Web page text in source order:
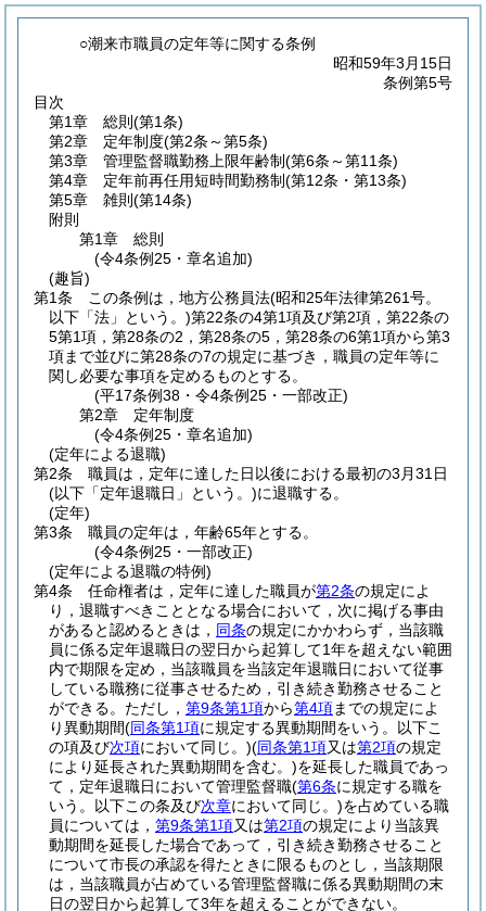
○潮来市職員の定年等に関する条例
昭和59年3月15日
条例第5号
目次
第1章
総則 (第1条)
第2章
定年制度(第2条～第5条)
第3章
管理監督職勤務上限年齢制(第6条～第11条)
第4章
定年前再任用短時間勤務制(第12条・第13条)
第5章
雑則 (第14条)
附則
第1章
総則
(令4条例25・章名追加)
(趣旨)
第1条
この条例は，地方公務員法(昭和25年法律第261号。
以下「法」という。)第22条の4第1項及び第2項，第22条の
5第1項，第28条の2，第28条の5，第28条の6第1項から第3
項まで並びに第28条の7の規定に基づき，職員の定年等に
関し必要な事項を定めるものとする。
(平17条例38・令4条例25・一部改正)
第2章
定年制度
(令4条例25・章名追加)
(定年による退職)
第2条
職員は，定年に達した日以後における最初の3月31日
(以下「定年退職日」という。)に退職する。
(定年)
第3条
職員の定年は，年齢65年とする。
(令4条例25・一部改正)
(定年による退職の特例)
第4条
任命権者は，定年に達した職員が第2条の規定によ
り，退職すべきこととなる場合において，次に掲げる事由
があると認めるときは， 同条の規定にかかわらず，当該職
員に係る定年退職日の翌日から起算して1年を超えない範囲
内で期限を定め，当該職員を当該定年退職日において従事
している職務に従事させるため，引き続き勤務させること
ができる。 ただし， 第9条第1項から第4項までの規定によ
り異動期間(同条第1項に規定する異動期間をいう。以下こ
の項及び次項において同じ。)(同条第1項又は第2項の規定
により延長された異動期間を含む。)を延長した職員であっ
て，定年退職日において管理監督職(第6条に規定する職を
いう。以下この条及び次章において同じ。)を占めている職
員については， 第9条第1項又は第2項の規定により当該異
動期間を延長した場合であって，引き続き勤務させること
について市長の承認を得たときに限るものとし，当該期限
は，当該職員が占めている管理監督職に係る異動期間の末
日の翌日から起算して3年を超えることができない。